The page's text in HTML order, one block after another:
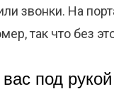
звонки. На
так что без
под